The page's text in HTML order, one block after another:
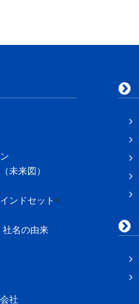
来図）
ンドセット <
名の由来
社